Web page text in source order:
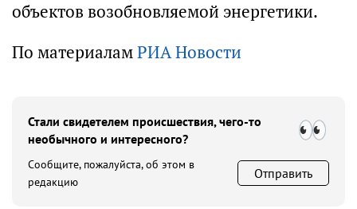
объектов возобновляемой энергетики.
По материаламРИА Новости
Стали свидетелем происшествия, чего-то
необычного и интересного?
Сообщите, пожалуйста, об этом в
редакцию
Отправить